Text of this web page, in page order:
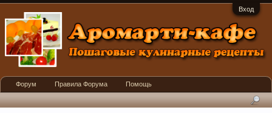
Вход
Форум Правила Форума Помощь